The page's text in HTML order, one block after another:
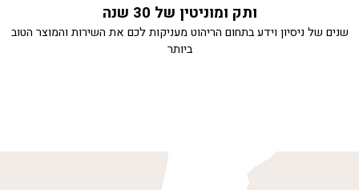
ותק ומוניטין של 30 שנה
שנים של ניסיון וידע בתחום הריהוט מעניקות לכם את השירות והמוצר הטוב
ביותר